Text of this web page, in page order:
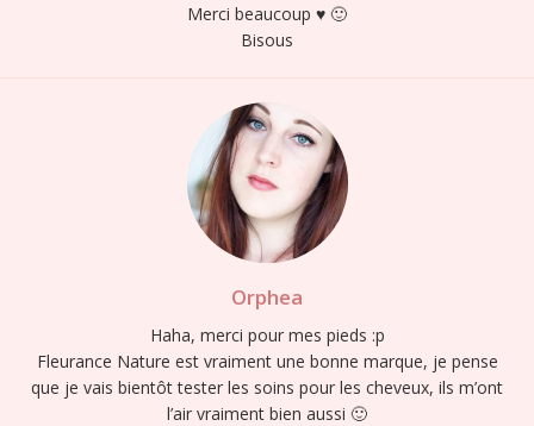
Merci beaucoup ♥ 🙂
Bisous
Orphea
Haha, merci pour mes pieds :p
Fleurance Nature est vraiment une bonne marque, je pense
que je vais bientôt tester les soins pour les cheveux, ils m’ont
l’air vraiment bien aussi 🙂